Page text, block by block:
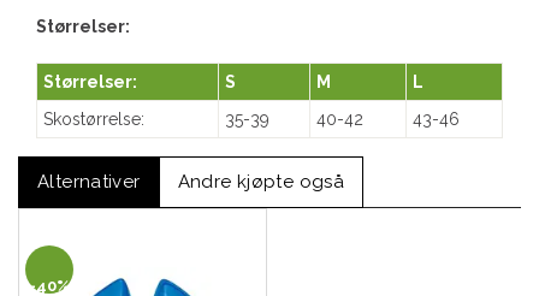
Størrelser:
Størrelser: S M
L
Skostørrelse:
35-39 40-42 43-46
Alternativer Andre kjøpte også
40%